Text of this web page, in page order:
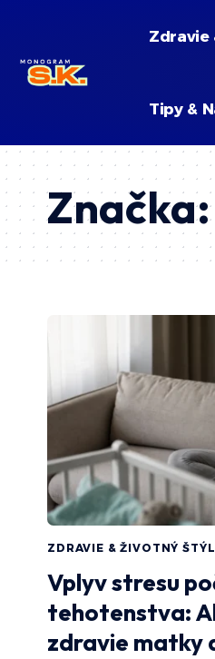
Zdravie
Tipy &
Značka:
ZDRAVIE & ŽIVOTNÝ ŠTÝL
Vplyv stresu
tehotenstva:
zdravie matky